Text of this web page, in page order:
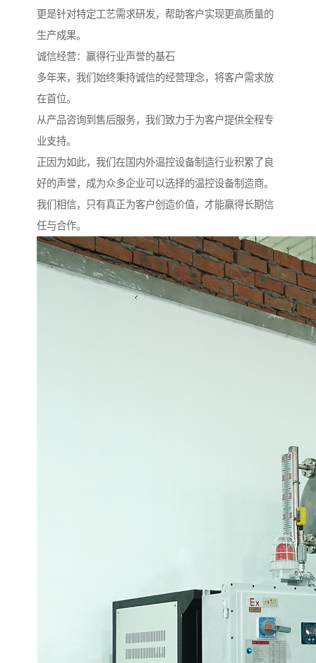
更是针对特定工艺需求研发，帮助客户实现更高质量的
生产成果。
诚信经营：赢得行业声誉的基石
多年来，我们始终秉持诚信的经营理念，将客户需求放
在首位。
从产品咨询到售后服务，我们致力于为客户提供全程专
业支持。
正因为如此，我们在国内外温控设备制造行业积累了良
好的声誉，成为众多企业可以选择的温控设备制造商。
我们相信，只有真正为客户创造价值，才能赢得长期信
任与合作。